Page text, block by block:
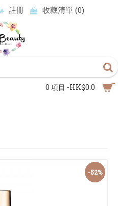
註冊 收藏清單 (0)
0 項目 -HK$0.0
-52%